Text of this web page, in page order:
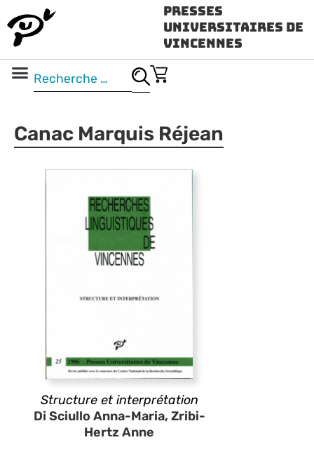
Presses
Universitaires de
Vincennes
Canac Marquis Réjean
Structure et interprétation
Di Sciullo Anna-Maria, Zribi-
Hertz Anne